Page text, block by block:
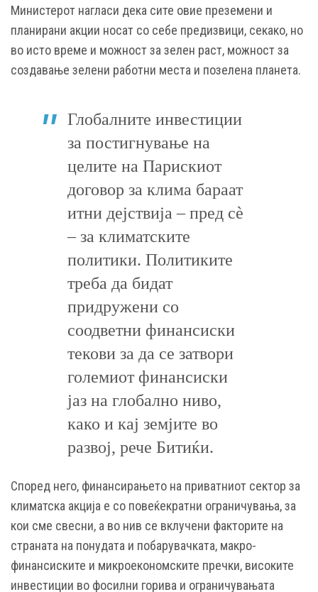
Министерот нагласи дека сите овие преземени и
планирани акции носат со себе предизвици, секако, но
во исто време и можност за зелен раст, можност за
создавање зелени работни места и позелена планета.
Глобалните инвестиции
за постигнување на
целите на Парискиот
договор за клима бараат
итни дејствија – пред сè
– за климатските
политики. Политиките
треба да бидат
придружени со
соодветни финансиски
текови за да се затвори
големиот финансиски
јаз на глобално ниво,
како и кај земјите во
развој, рече Битиќи.
Според него, финансирањето на приватниот сектор за
климатска акција е со повеќекратни ограничувања, за
кои сме свесни, а во нив се вклучени факторите на
страната на понудата и побарувачката, макро-
финансиските и микроекономските пречки, високите
инвестиции во фосилни горива и ограничувањата